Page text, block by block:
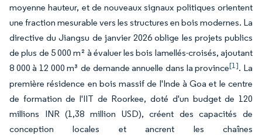
moyenne hauteur, et de nouveaux signaux politiques orientent
une fraction mesurable vers les structures en bois modernes. La
directive du Jiangsu de janvier 2026 oblige les projets publics
de plus de 5 000 m² à évaluer les bois lamellés-croisés, ajoutant
8 000 à 12 000 m³ de demande annuelle dans la province[1]. La
première résidence en bois massif de l'Inde à Goa et le centre
de formation de l'IIT de Roorkee, doté d'un budget de 120
millions INR (1,38 million USD), créent des capacités de
conception locales et ancrent les chaînes